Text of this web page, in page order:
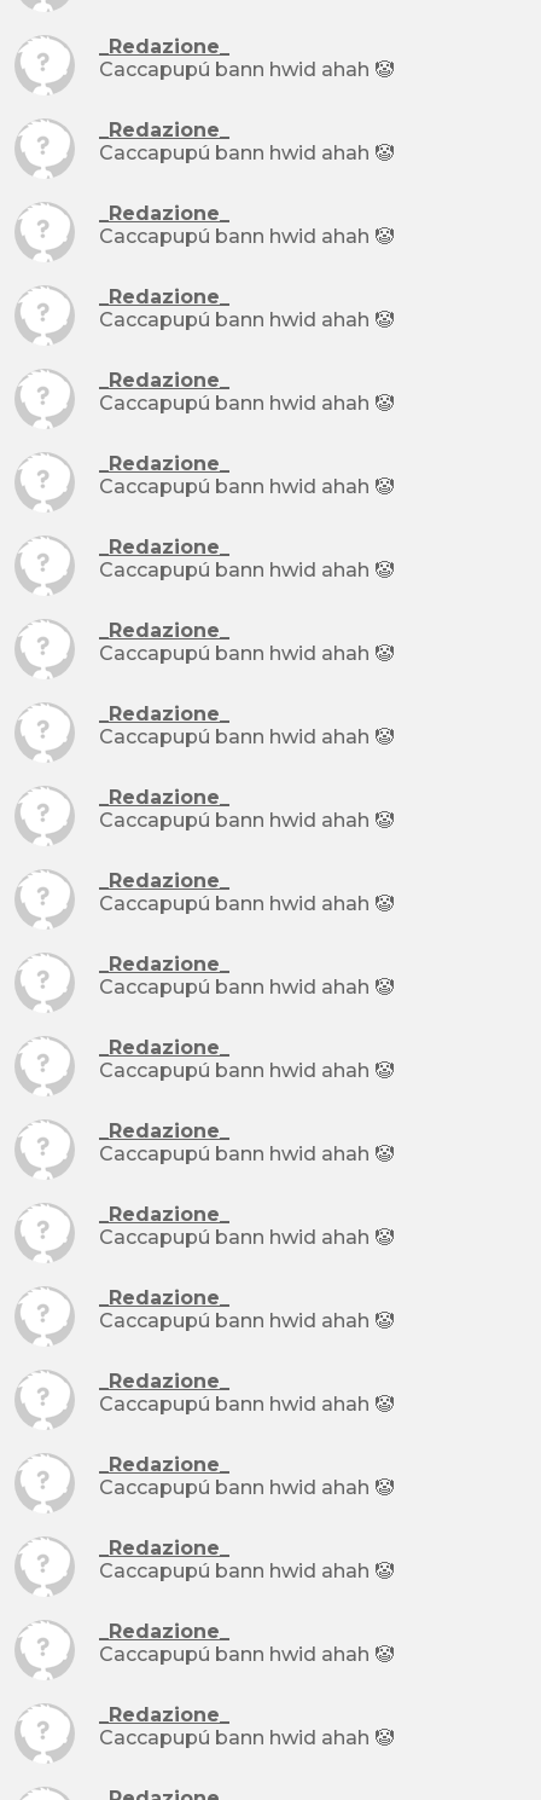
_Redazione_
Caccapupú bann hwid ahah 🤡
_Redazione_
Caccapupú bann hwid ahah 🤡
_Redazione_
Caccapupú bann hwid ahah 🤡
_Redazione_
Caccapupú bann hwid ahah 🤡
_Redazione_
Caccapupú bann hwid ahah 🤡
_Redazione_
Caccapupú bann hwid ahah 🤡
_Redazione_
Caccapupú bann hwid ahah 🤡
_Redazione_
Caccapupú bann hwid ahah 🤡
_Redazione_
Caccapupú bann hwid ahah 🤡
_Redazione_
Caccapupú bann hwid ahah 🤡
_Redazione_
Caccapupú bann hwid ahah 🤡
_Redazione_
Caccapupú bann hwid ahah 🤡
_Redazione_
Caccapupú bann hwid ahah 🤡
_Redazione_
Caccapupú bann hwid ahah 🤡
_Redazione_
Caccapupú bann hwid ahah 🤡
_Redazione_
Caccapupú bann hwid ahah 🤡
_Redazione_
Caccapupú bann hwid ahah 🤡
_Redazione_
Caccapupú bann hwid ahah 🤡
_Redazione_
Caccapupú bann hwid ahah 🤡
_Redazione_
Caccapupú bann hwid ahah 🤡
_Redazione_
Caccapupú bann hwid ahah 🤡